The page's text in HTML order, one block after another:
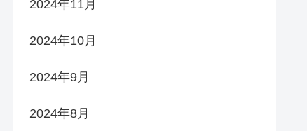
2024年11月
2024年10月
2024年9月
2024年8月